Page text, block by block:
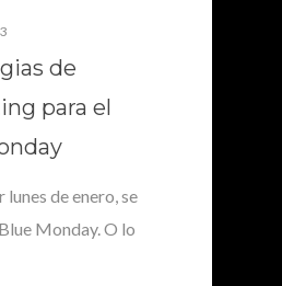
de
para el
lunes de enero, se
Monday. O lo